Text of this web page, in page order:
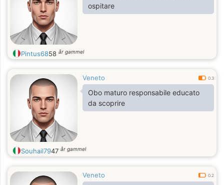
ospitare
Pintus6858 år gammel
Veneto 0.3
Obo maturo responsabile educato
da scoprire
Souhail7947 år gammel
Veneto 0.2